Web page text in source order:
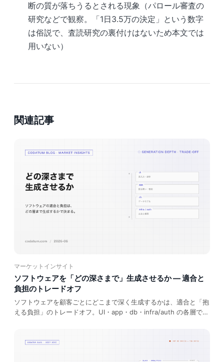
断の質が落ちうるとされる現象（パロール審査の
研究などで観察。「1日3.5万の決定」という数字
は俗説で、査読研究の裏付けはないため本文では
用いない）
関連記事
マーケットインサイト
ソフトウェアを「どの深さまで」生成させるか — 適合と
負担のトレードオフ
ソフトウェアを顧客ごとにどこまで深く生成するかは、適合と「抱
える負担」のトレードオフ。UI・app・db・infra/auth の各層で、
運用・保守の負担は残る。Salesforce・Notion・Palantir の違いを